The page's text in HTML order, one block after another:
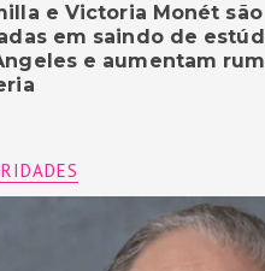
e Victoria Monét são
em saindo de
e aumentam